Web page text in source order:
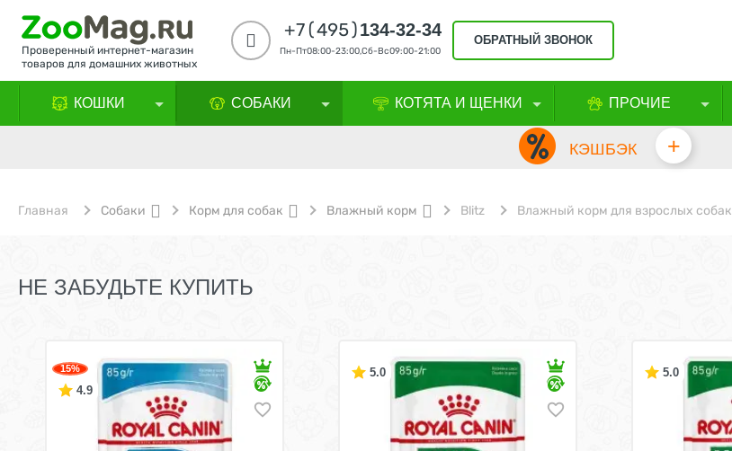
Проверенный интернет-магазин
товаров для домашних животных
+7(495)134-32-34
Пн-Пт08:00-23:00,Сб-Вс09:00-21:00
ОБРАТНЫЙ ЗВОНОК
КОШКИ СОБАКИ КОТЯТА И ЩЕНКИ ПРОЧИЕ
КЭШБЭК +
Главная Собаки Корм для собак Влажный корм Blitz Влажный корм для взрослых собак
НЕ ЗАБУДЬТЕ КУПИТЬ
15%
4.9
5.0 5.0